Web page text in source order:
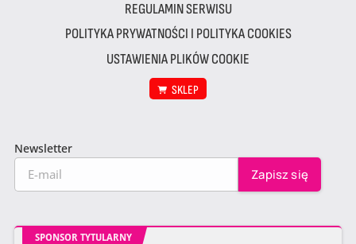
REGULAMIN SERWISU
POLITYKA PRYWATNOŚCI I POLITYKA COOKIES
USTAWIENIA PLIKÓW COOKIE
SKLEP
Newsletter
SPONSOR TYTULARNY